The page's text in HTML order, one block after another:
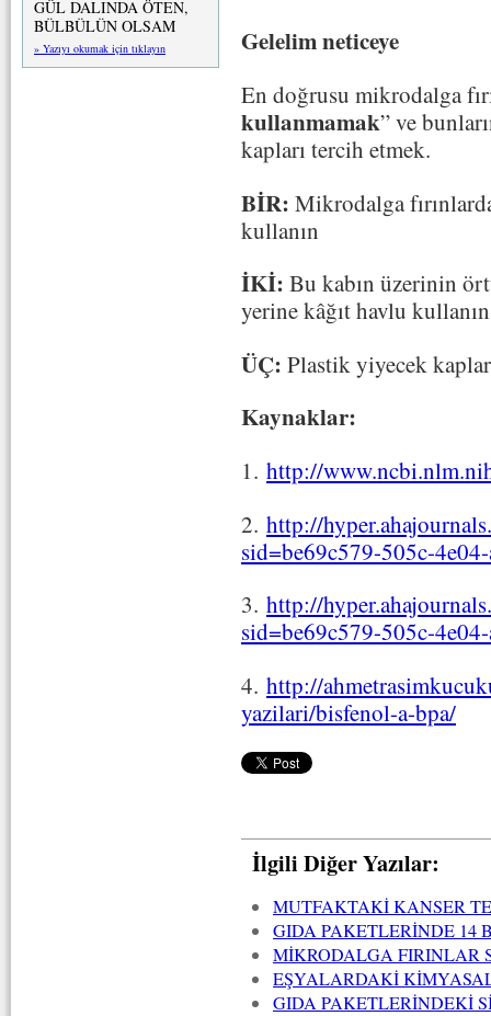
GÜL DALINDA ÖTEN,
BÜLBÜLÜN OLSAM
» Yazıyı okumak için tıklayın Gelelim neticeye
En doğrusu mikrodalga
kullanmamak” ve
kapları tercih etmek.
BİR: Mikrodalga
kullanın
İKİ: Bu kabın üzerinin
yerine kâğıt havlu
ÜÇ: Plastik yiyecek
Kaynaklar:
1. http://
2. http://
sid=be69c579-505c-
3. http://
sid=be69c579-505c-
4. http://
yazilari/bisfenol-a-bpa/
İlgili Diğer Yazılar:
MUTFAKTAKİ KANSER
GIDA PAKETLERİNDE 14
MİKRODALGA FIRINLAR
EŞYALARDAKİ
GIDA PAKETLERİNDEKİ